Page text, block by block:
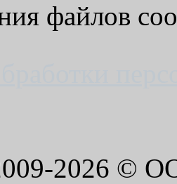
файлов
2026 ©